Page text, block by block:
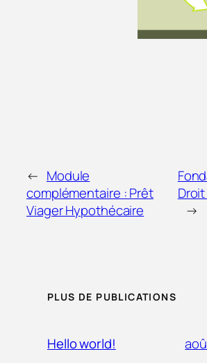
← Module
complémentaire : Prêt
Viager Hypothécaire
→
PLUS DE PUBLICATIONS
Hello world!